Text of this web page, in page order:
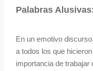
Palabras
En un emotivo
a todos los que
importancia de trabajar